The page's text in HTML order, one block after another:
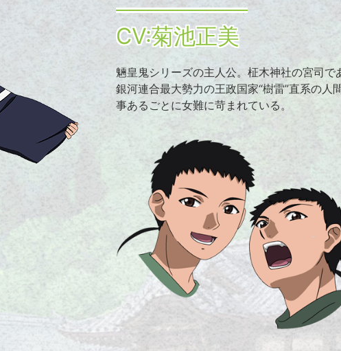
CV:菊池正美
魎皇鬼シリーズの主人公。柾木神社の宮司で
銀河連合最大勢力の王政国家“樹雷”直系の人間
事あるごとに女難に苛まれている。